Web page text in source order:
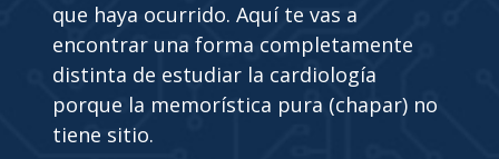
que haya ocurrido. Aquí te vas a
encontrar una forma completamente
distinta de estudiar la cardiología
porque la memorística pura (chapar) no
tiene sitio.